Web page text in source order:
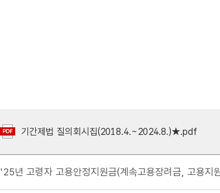
기간제법 질의회시집(2018.4.~2024.8.)★.pdf
'25년 고령자 고용안정지원금(계속고용장려금, 고용지